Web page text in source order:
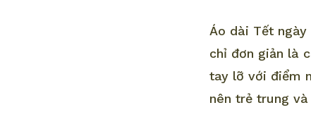
Áo dài Tết
chỉ đơn giản là
tay lỡ với điểm
nên trẻ trung